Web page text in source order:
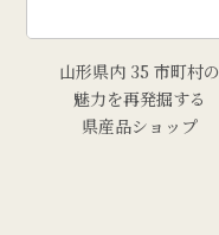
山形県内 35 市町村の
魅力を再発掘する
県産品ショップ